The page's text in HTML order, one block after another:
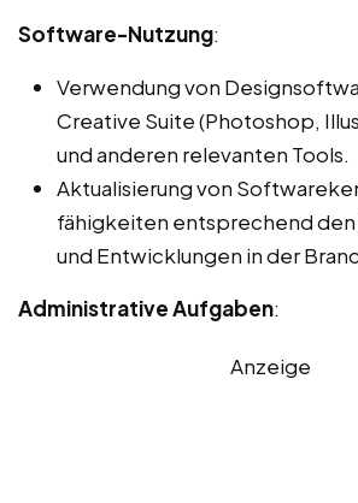
Software-Nutzung:
Verwendung von
Creative Suite (Photoshop,
und anderen relevanten Tools.
Aktualisierung von
fähigkeiten entsprechend
und Entwicklungen in der
Administrative Aufgaben:
Anzeige